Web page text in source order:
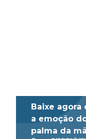
Baixe agora
a emoção
palma da